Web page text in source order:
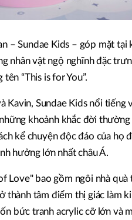
– Sundae Kids – góp mặt tại
nhân vật ngộ nghĩnh đặc
“This is for You”.
Kavin, Sundae Kids nổi tiếng
khoảnh khắc đời
kể chuyện độc đáo của họ
hưởng lớn nhất châu Á.
Love" bao gồm ngôi nhà quà
thành tâm điểm thị giác làm
bức tranh acrylic cỡ lớn và